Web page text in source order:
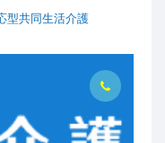
型共同生活介護